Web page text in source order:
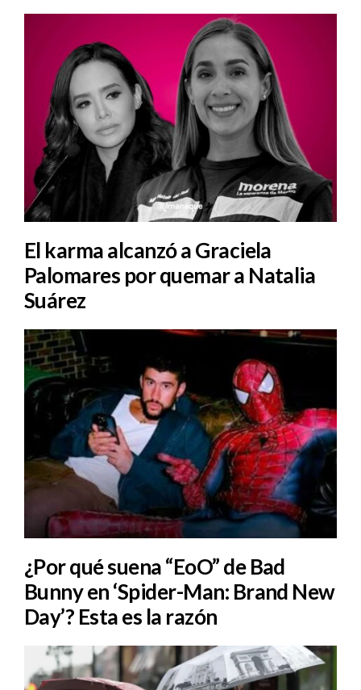
El karma alcanzó a Graciela
Palomares por quemar a Natalia
Suárez
¿Por qué suena “EoO” de Bad
Bunny en ‘Spider-Man: Brand New
Day’? Esta es la razón